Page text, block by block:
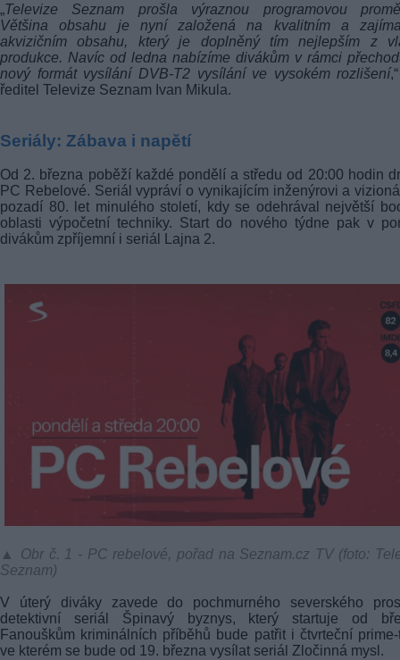
„Televize Seznam prošla výraznou programovou
Většina obsahu je nyní založená na kvalitním a
akvizičním obsahu, který je doplněný tím nejlepším z
produkce. Navíc od ledna nabízíme divákům v rámci
nový formát vysílání DVB-T2 vysílání ve vysokém rozlišení
ředitel Televize Seznam Ivan Mikula.
Seriály: Zábava i napětí
Od 2. března poběží každé pondělí a středu od 20:00 hodin
PC Rebelové. Seriál vypráví o vynikajícím inženýrovi a
pozadí 80. let minulého století, kdy se odehrával největší
oblasti výpočetní techniky. Start do nového týdne pak v
divákům zpříjemní i seriál Lajna 2.
▲ Obr č. 1 - PC rebelové, pořad na Seznam.cz TV (foto:
Seznam)
V úterý diváky zavede do pochmurného severského
detektivní seriál Špinavý byznys, který startuje od
Fanouškům kriminálních příběhů bude patřit i čtvrteční prime-
ve kterém se bude od 19. března vysílat seriál Zločinná mysl.